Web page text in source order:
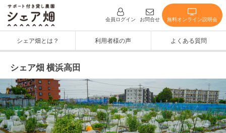
会員ログイン お問合せ 無料オンライン説明会
シェア畑とは？ 利用者様の声 よくある質問
シェア畑 横浜高田